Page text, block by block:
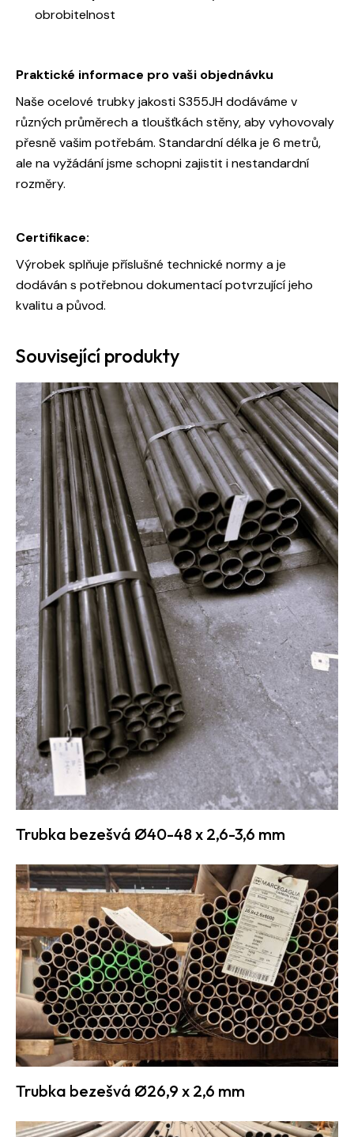
obrobitelnost
Praktické informace pro vaši objednávku
Naše ocelové trubky jakosti S355JH dodáváme v
různých průměrech a tloušťkách stěny, aby vyhovovaly
přesně vašim potřebám. Standardní délka je 6 metrů,
ale na vyžádání jsme schopni zajistit i nestandardní
rozměry.
Certifikace:
Výrobek splňuje příslušné technické normy a je
dodáván s potřebnou dokumentací potvrzující jeho
kvalitu a původ.
Související produkty
Trubka bezešvá Ø40-48 x 2,6-3,6 mm
Trubka bezešvá Ø26,9 x 2,6 mm